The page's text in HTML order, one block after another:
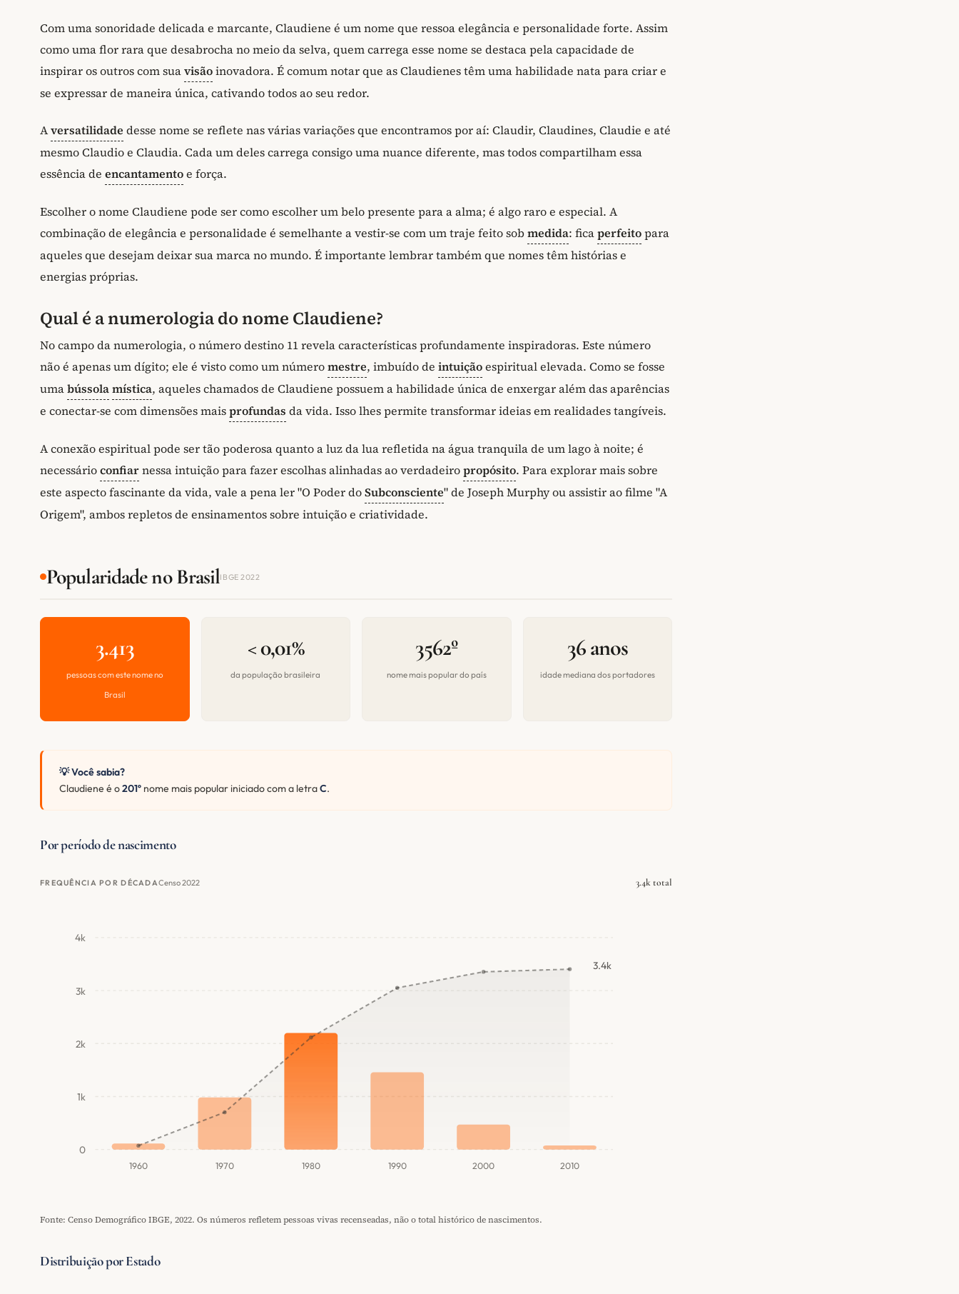
Com uma sonoridade delicada e marcante, Claudiene é um nome que ressoa elegância e personalidade forte. Assim
como uma flor rara que desabrocha no meio da selva, quem carrega esse nome se destaca pela capacidade de
inspirar os outros com suavisãoinovadora. É comum notar que as Claudienes têm uma habilidade nata para criar e
se expressar de maneira única, cativando todos ao seu redor.
Aversatilidade desse nome se reflete nas várias variações que encontramos por aí: Claudir, Claudines, Claudie e até
mesmo Claudio e Claudia. Cada um deles carrega consigo uma nuance diferente, mas todos compartilham essa
essência de encantamentoe força.
Escolher o nome Claudiene pode ser como escolher um belo presente para a alma; é algo raro e especial. A
combinação de elegância e personalidade é semelhante a vestir-se com um traje feito sobmedida: ficaperfeitopara
aqueles que desejam deixar sua marca no mundo. É importante lembrar também que nomes têm histórias e
energias próprias.
Qual é a numerologia do nome Claudiene?
No campo da numerologia, o número destino 11 revela características profundamente inspiradoras. Este número
não é apenas um dígito; ele é visto como um númeromestre, imbuído de intuiçãoespiritual elevada. Como se fosse
umabússolamística, aqueles chamados de Claudiene possuem a habilidade única de enxergar além das aparências
e conectar-se com dimensões maisprofundas da vida. Isso lhes permite transformar ideias em realidades tangíveis.
A conexão espiritual pode ser tão poderosa quanto a luz da lua refletida na água tranquila de um lago à noite; é
necessárioconfiarnessa intuição para fazer escolhas alinhadas ao verdadeiropropósito. Para explorar mais sobre
este aspecto fascinante da vida, vale a pena ler "O Poder doSubconsciente" de Joseph Murphy ou assistir ao filme "A
Origem", ambos repletos de ensinamentos sobre intuição e criatividade.
Popularidade no BrasilIBGE 2022
3.413
pessoas com este nome no
Brasil
< 0,01%
da população brasileira
3562º
nome mais popular do país
36 anos
idade mediana dos portadores
💡 Você sabia?
Claudiene é o201º nome mais popular iniciado com a letraC.
Por período de nascimento
FREQUÊNCIA POR DÉCADACenso 2022 3.4k total
0
1k
2k
3k
4k
1960 1970 1980 1990 2000 2010
3.4k
Fonte: Censo Demográfico IBGE, 2022. Os números refletem pessoas vivas recenseadas, não o total histórico de nascimentos.
Distribuição por Estado